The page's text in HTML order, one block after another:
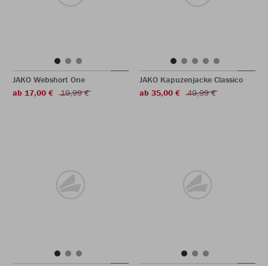
JAKO Webshort One
ab 17,00 €
19,99 €
JAKO Kapuzenjacke Classico
ab 35,00 €
49,99 €